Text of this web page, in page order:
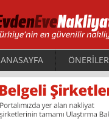
ANASAYFA ÖNERİLER